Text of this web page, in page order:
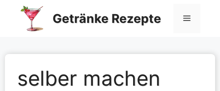
springen
Getränke Rezepte Menü
selber machen